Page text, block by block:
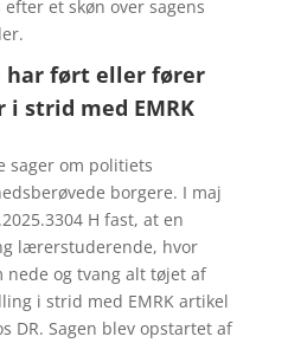
et skøn over sagens
har ført eller fører
strid med EMRK
sager om politiets
borgere. I maj
H fast, at en
lærerstuderende, hvor
og tvang alt tøjet af
i strid med EMRK artikel
DR. Sagen blev opstartet af